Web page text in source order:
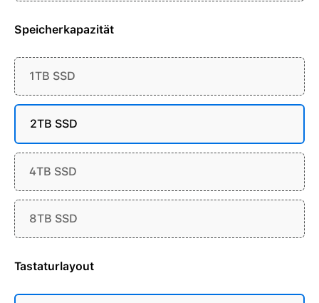
Speicherkapazität
1TB SSD
2TB SSD
4TB SSD
8TB SSD
Tastaturlayout